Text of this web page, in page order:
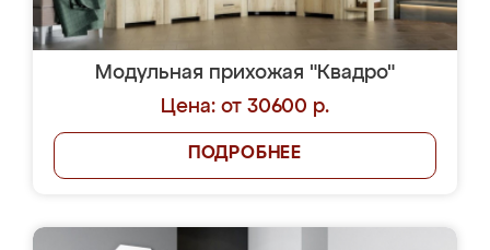
Модульная прихожая "Квадро"
Цена: от 30600 р.
ПОДРОБНЕЕ